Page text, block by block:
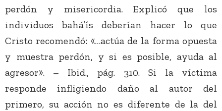
perdón y misericordia. Explicó que los
individuos bahá’ís deberían hacer lo que
Cristo recomendó: «…actúa de la forma opuesta
y muestra perdón, y si es posible, ayuda al
agresor». – Ibid., pág. 310. Si la víctima
responde infligiendo daño al autor del
primero, su acción no es diferente de la del